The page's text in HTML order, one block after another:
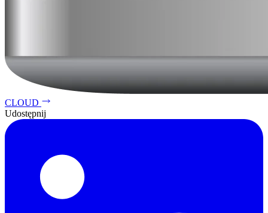
CLOUD
Udostępnij